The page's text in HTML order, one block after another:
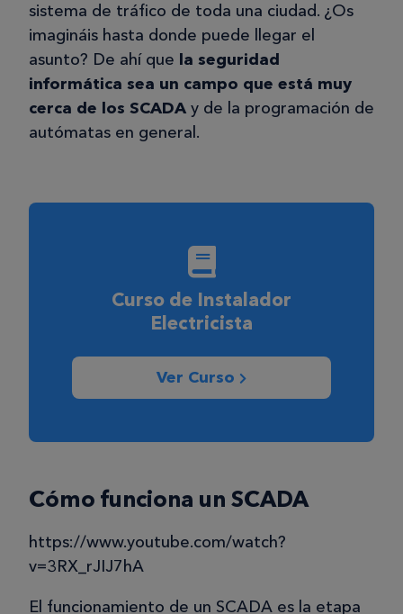
sistema de tráfico de toda una ciudad. ¿Os
imagináis hasta donde puede llegar el
asunto? De ahí que la seguridad
informática sea un campo que está muy
cerca de los SCADA y de la programación de
autómatas en general.
Curso de Instalador
Electricista
Ver Curso
Cómo funciona un SCADA
https://www.youtube.com/watch?
v=3RX_rJIJ7hA
El funcionamiento de un SCADA es la etapa